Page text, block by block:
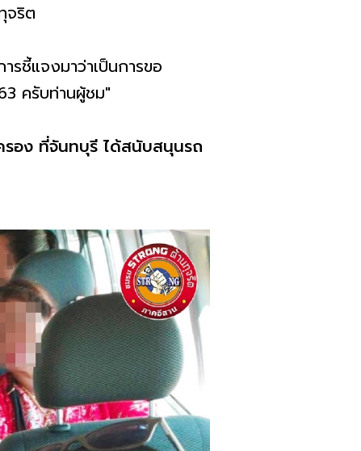
จริต
รชี้แจงมาว่าเป็นการขอ
ครับท่านผู้ชม"
รอง ที่จันทบุรี ได้สนับสนุนรถ